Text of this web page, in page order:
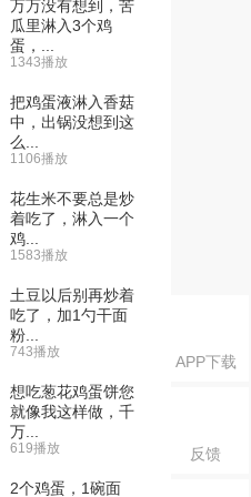
APP下载
反馈
万万没有想到，苦
瓜里淋入3个鸡
蛋，...
1343播放
把鸡蛋液淋入香菇
中，出锅没想到这
么...
1106播放
花生米不要总是炒
着吃了，淋入一个
鸡...
1583播放
土豆以后别再炒着
吃了，加1勺干面
粉...
743播放
想吃葱花鸡蛋饼您
就像我这样做，千
万...
619播放
2个鸡蛋，1碗面